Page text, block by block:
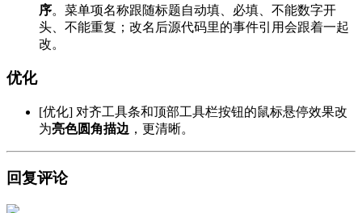
序。菜单项名称跟随标题自动填、必填、不能数字开
头、不能重复；改名后源代码里的事件引用会跟着一起
改。
优化
[优化] 对齐工具条和顶部工具栏按钮的鼠标悬停效果改
为亮色圆角描边 ，更清晰。
回复评论